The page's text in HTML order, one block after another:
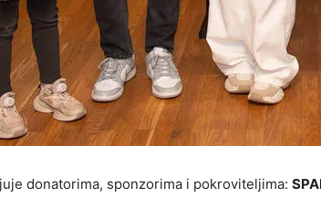
donatorima, sponzorima i pokroviteljima: